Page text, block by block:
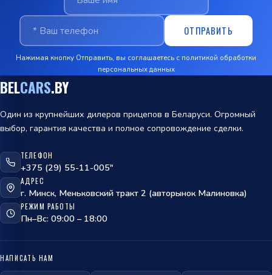
обработки персональных данных
ОТПРАВИТЬ
Нажимая кнопку Отправить, вы соглашаетесь с политикой обработки
персональных данных
BELCARS.BY
Один из крупнейших дилеров прицепов в Беларуси. Огромный
выбор, гарантия качества и полное сопровождение сделки.
ТЕЛЕФОН
+375 (29) 55-11-005"
АДРЕС
г. Минск, Меньковский тракт 2 (авторынок Малиновка)
РЕЖИМ РАБОТЫ
Пн–Вс: 09:00 – 18:00
НАПИСАТЬ НАМ